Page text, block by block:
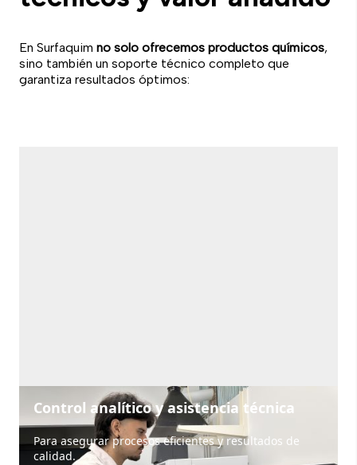
En Surfaquim no solo ofrecemos productos químicos,
sino también un soporte técnico completo que
garantiza resultados óptimos:
Control analítico y asistencia técnica
Para asegurar procesos eficientes y resultados de
calidad.